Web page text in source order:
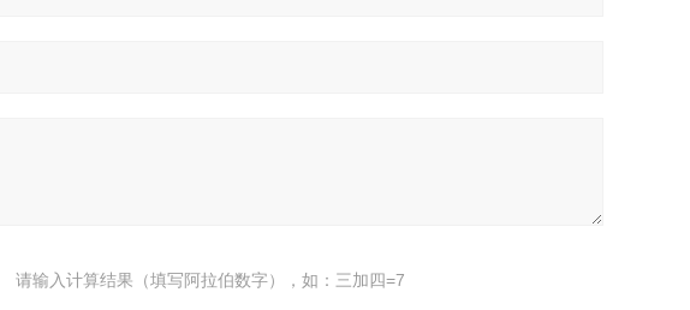
请输入计算结果（填写阿拉伯数字），如：三加四=7